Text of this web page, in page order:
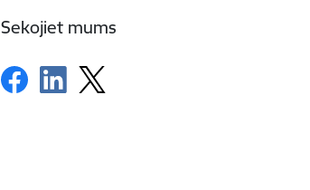
Sekojiet mums